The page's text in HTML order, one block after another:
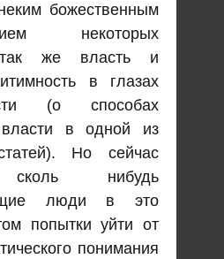
божественным
некоторых
так же власть и
в глазах
(о способах
власти в одной из
Но сейчас
сколь нибудь
люди в это
попытки уйти от
понимания